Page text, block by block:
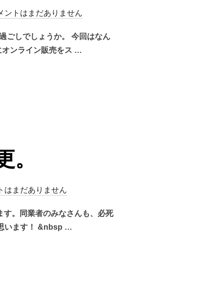
ントはまだありません
ごしでしょうか。 今回はなん
オンライン販売をス …
でもパッションをお届けします♪】”
。
はまだありません
す。同業者のみなさんも、必死
います！ &nbsp …